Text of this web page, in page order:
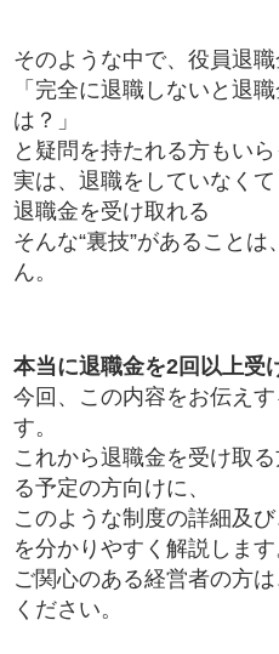
そのような中で、役員退
「完全に退職しないと退
は？」
と疑問を持たれる方もいら
実は、退職をしていなく
退職金を受け取れる
そんな“裏技”があること
ん。
本当に退職金を2回以上受
今回、この内容をお伝え
す。
これから退職金を受け取
る予定の方向けに、
このような制度の詳細及
を分かりやすく解説します
ご関心のある経営者の方
ください。